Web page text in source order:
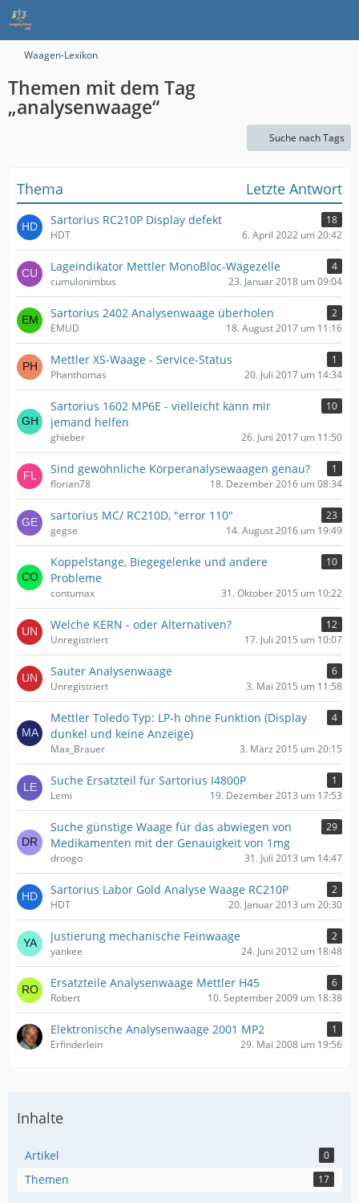
Waagen-Lexikon
Themen mit dem Tag
„analysenwaage“
Suche nach Tags
Thema Letzte Antwort
Sartorius RC210P Display defekt
18
HDT
6. April 2022 um 20:42
Lageindikator Mettler MonoBloc-Wägezelle
4
cumulonimbus
23. Januar 2018 um 09:04
Sartorius 2402 Analysenwaage überholen
2
EMUD
18. August 2017 um 11:16
Mettler XS-Waage - Service-Status
1
Phanthomas
20. Juli 2017 um 14:34
Sartorius 1602 MP6E - vielleicht kann mir
jemand helfen
10
ghieber 26. Juni 2017 um 11:50
Sind gewöhnliche Körperanalysewaagen genau?
1
florian78
18. Dezember 2016 um 08:34
sartorius MC/ RC210D, "error 110"
23
gegse
14. August 2016 um 19:49
Koppelstange, Biegegelenke und andere
Probleme
10
contumax 31. Oktober 2015 um 10:22
Welche KERN - oder Alternativen?
12
Unregistriert
17. Juli 2015 um 10:07
Sauter Analysenwaage
6
Unregistriert
3. Mai 2015 um 11:58
Mettler Toledo Typ: LP-h ohne Funktion (Display
dunkel und keine Anzeige)
4
Max_Brauer 3. März 2015 um 20:15
Suche Ersatzteil für Sartorius I4800P
1
Lemi
19. Dezember 2013 um 17:53
Suche günstige Waage für das abwiegen von
Medikamenten mit der Genauigkeit von 1mg
29
droogo 31. Juli 2013 um 14:47
Sartorius Labor Gold Analyse Waage RC210P
2
HDT
20. Januar 2013 um 20:30
Justierung mechanische Feinwaage
2
yankee
24. Juni 2012 um 18:48
Ersatzteile Analysenwaage Mettler H45
6
Robert
10. September 2009 um 18:38
Elektronische Analysenwaage 2001 MP2
1
Erfinderlein
29. Mai 2008 um 19:56
Inhalte
Artikel 0
Themen 17